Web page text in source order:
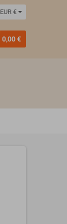
EUR €
0,00 €